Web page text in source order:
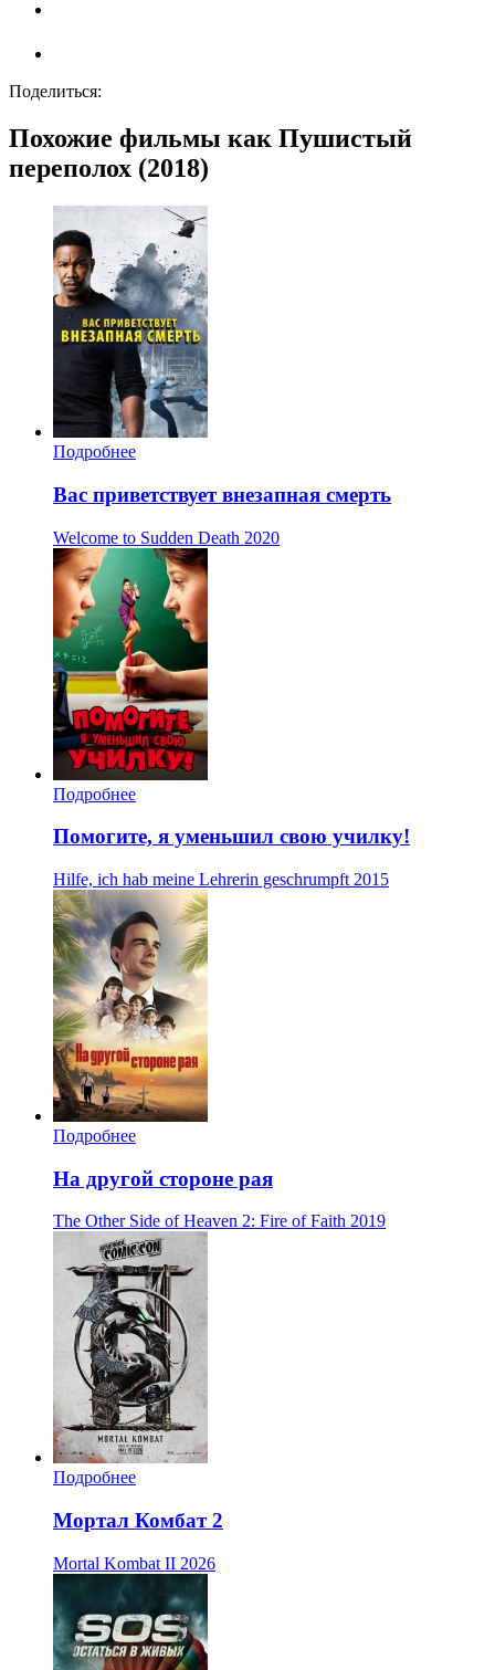
Поделиться:
Похожие фильмы как Пушистый
переполох (2018)
Подробнее
Вас приветствует внезапная смерть
Welcome to Sudden Death 2020
Подробнее
Помогите, я уменьшил свою училку!
Hilfe, ich hab meine Lehrerin geschrumpft 2015
Подробнее
На другой стороне рая
The Other Side of Heaven 2: Fire of Faith 2019
Подробнее
Мортал Комбат 2
Mortal Kombat II 2026